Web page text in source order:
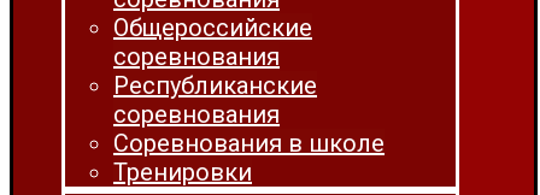
Общероссийские
соревнования
Республиканские
соревнования
Соревнования в школе
Тренировки